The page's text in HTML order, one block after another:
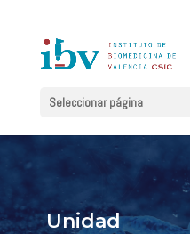
Seleccionar página
Unidad